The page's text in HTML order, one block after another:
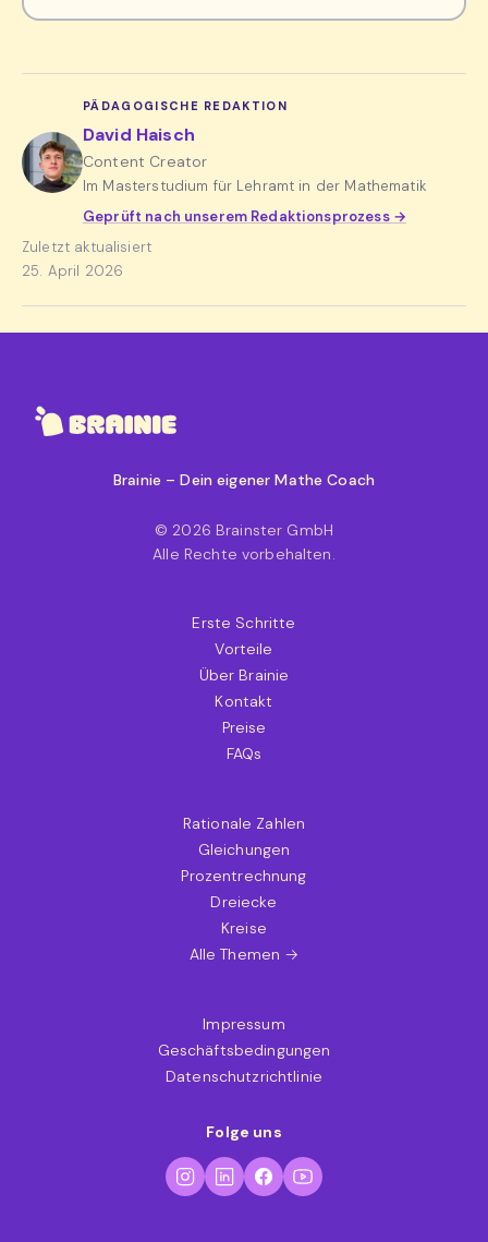
PÄDAGOGISCHE REDAKTION
David Haisch
Content Creator
Im Masterstudium für Lehramt in der Mathematik
Geprüft nach unserem Redaktionsprozess →
Zuletzt aktualisiert
25. April 2026
Brainie – Dein eigener Mathe Coach
© 2026 Brainster GmbH
Alle Rechte vorbehalten.
Erste Schritte
Vorteile
Über Brainie
Kontakt
Preise
FAQs
Rationale Zahlen
Gleichungen
Prozentrechnung
Dreiecke
Kreise
Alle Themen →
Impressum
Geschäftsbedingungen
Datenschutzrichtlinie
Folge uns